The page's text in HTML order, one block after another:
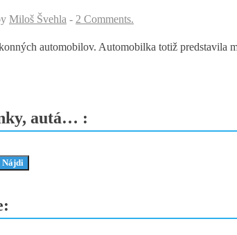
Miloš Švehla - 2 Comments.
automobilov. Automobilka totiž
autá… :